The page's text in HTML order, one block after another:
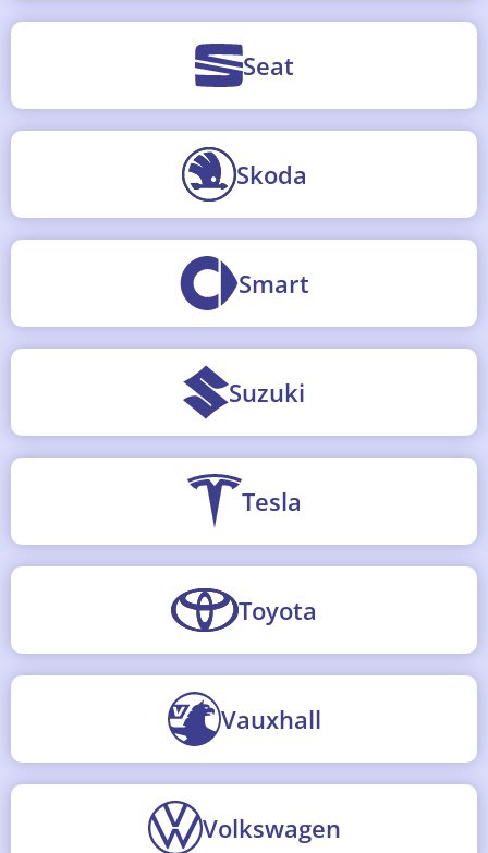
Seat
Skoda
Smart
Suzuki
Tesla
Toyota
Vauxhall
Volkswagen